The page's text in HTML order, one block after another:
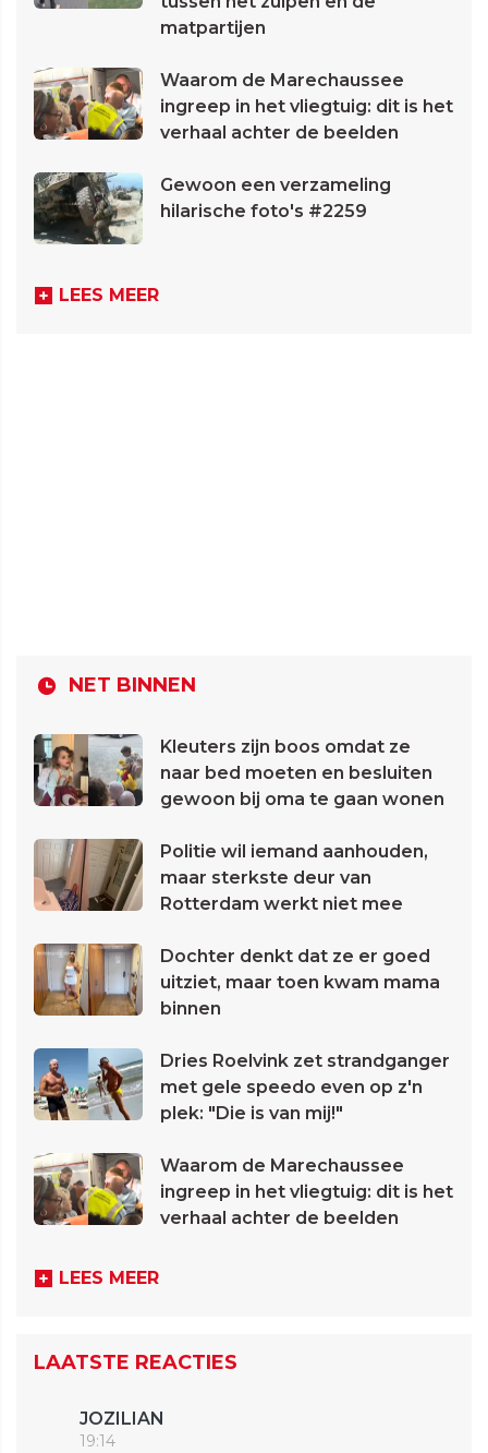
matpartijen
Waarom de Marechaussee
ingreep in het vliegtuig: dit is het
verhaal achter de beelden
Gewoon een verzameling
hilarische foto's #2259
LEES MEER
NET BINNEN
Kleuters zijn boos omdat ze
naar bed moeten en besluiten
gewoon bij oma te gaan wonen
Politie wil iemand aanhouden,
maar sterkste deur van
Rotterdam werkt niet mee
Dochter denkt dat ze er goed
uitziet, maar toen kwam mama
binnen
Dries Roelvink zet strandganger
met gele speedo even op z'n
plek: "Die is van mij!"
Waarom de Marechaussee
ingreep in het vliegtuig: dit is het
verhaal achter de beelden
LEES MEER
LAATSTE REACTIES
JOZILIAN
19:14